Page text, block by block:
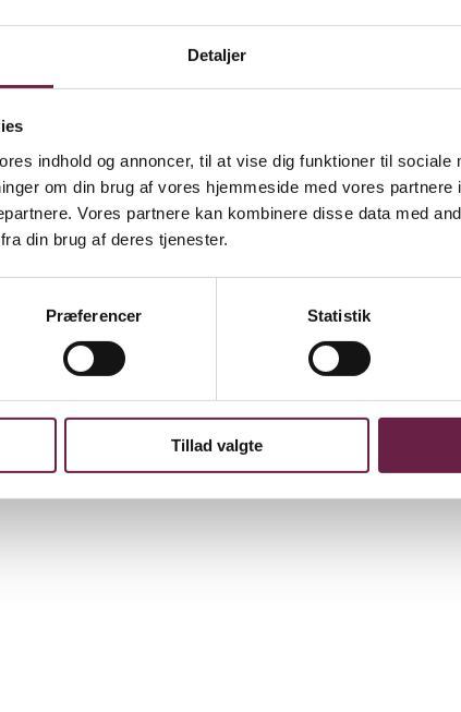
Detaljer
indhold og annoncer, til at vise dig funktioner til sociale
om din brug af vores hjemmeside med vores partnere
Vores partnere kan kombinere disse data med
din brug af deres tjenester.
Præferencer Statistik
Tillad valgte
Amagerhylde. A-Shelf er hylden, der giver
til opbevaring og udsmykning. Den ikoniske A-Shelf har
genbrugsstål fra skrotindustrien. De elegante linjer gør
Denne A-Shelf hylde i stål monteres på væggen med